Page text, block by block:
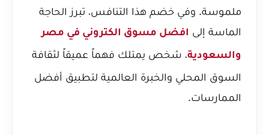
ملموسة. وفي خضم هذا التنافس، تبرز الحاجة
الماسة إلى افضل مسوق الكتروني في مصر
والسعودية، شخص يمتلك فهماً عميقاً لثقافة
السوق المحلي والخبرة العالمية لتطبيق أفضل
الممارسات.